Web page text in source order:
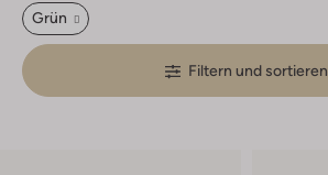
Grün
Filtern und sortieren